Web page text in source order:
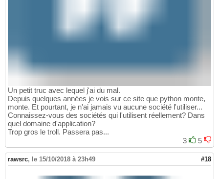
Un petit truc avec lequel j'ai du mal.
Depuis quelques années je vois sur ce site que python monte,
monte. Et pourtant, je n'ai jamais vu aucune société l'utiliser...
Connaissez-vous des sociétés qui l'utilisent réellement? Dans
quel domaine d'application?
Trop gros le troll. Passera pas...
3
5
rawsrc, le 15/10/2018 à 23h49 #18